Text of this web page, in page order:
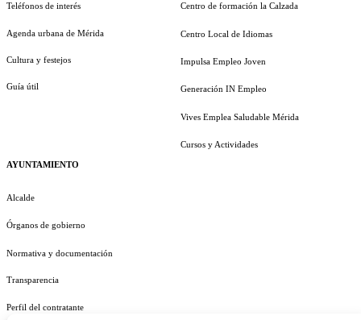
Teléfonos de interés
Agenda urbana de Mérida
Cultura y festejos
Guía útil
AYUNTAMIENTO
Alcalde
Órganos de gobierno
Normativa y documentación
Transparencia
Perfil del contratante
Centro de formación la Calzada
Centro Local de Idiomas
Impulsa Empleo Joven
Generación IN Empleo
Vives Emplea Saludable Mérida
Cursos y Actividades